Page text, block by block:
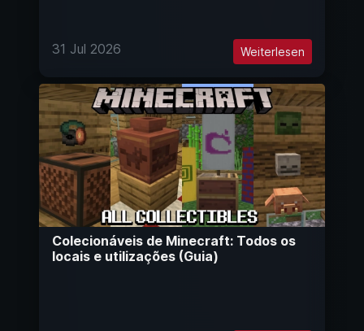
31 Jul 2026 Weiterlesen
Colecionáveis de Minecraft: Todos os
locais e utilizações (Guia)